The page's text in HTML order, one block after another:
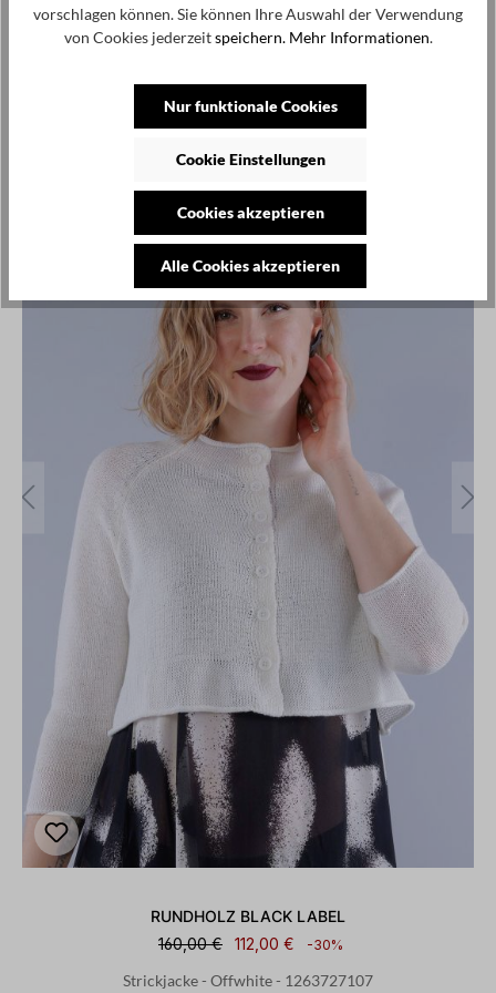
47669 wachtendonk, info@studiorundholz.de
Produktgalerie überspringen
Kunden haben sich ebenfalls angesehen
RUNDHOLZ BLACK LABEL
160,00 €
112,00 € -30%
Strickjacke - Offwhite - 1263727107
vorschlagen können. Sie können Ihre Auswahl der Verwendung
von Cookies jederzeitspeichern. Mehr Informationen.
Nur funktionale Cookies
Cookie Einstellungen
Cookies akzeptieren
Alle Cookies akzeptieren